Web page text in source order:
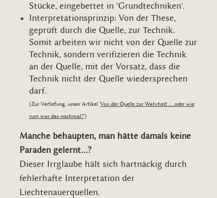
Stücke, eingebettet in 'Grundtechniken'.
Interpretationsprinzip: Von der These,
geprüft durch die Quelle, zur Technik.
Somit arbeiten wir nicht von der Quelle zur
Technik, sondern verifizieren die Technik
an der Quelle, mit der Vorsatz, dass die
Technik nicht der Quelle wiedersprechen
darf.
(Zur Vertiefung, unser Artikel 'Von der Quelle zur Wahrheit ... oder wie
rum war das nochmal?')
Manche behaupten, man hätte damals keine
Paraden gelernt...?
Dieser Irrglaube hält sich hartnäckig durch
fehlerhafte Interpretation der
Liechtenauerquellen.